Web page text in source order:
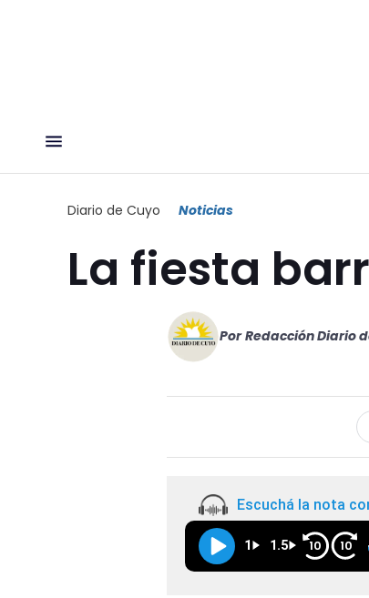
Diario de Cuyo Noticias
La fiesta
Por Redacción Diario
Escuchá la nota
1 1.5 10 10